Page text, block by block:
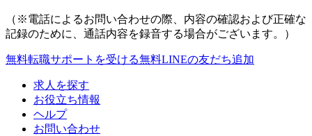
（※電話によるお問い合わせの際、内容の確認および正確な
記録のために、通話内容を録音する場合がございます。）
無料転職サポートを受ける無料LINEの友だち追加
求人を探す
お役立ち情報
ヘルプ
お問い合わせ